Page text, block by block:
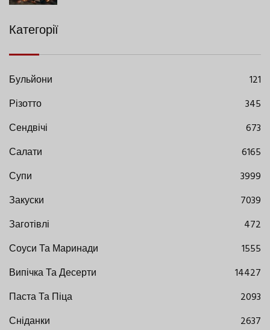
Категорії
Бульйони
121
Різотто
345
Сендвічі
673
Салати
6165
Супи
3999
Закуски
7039
Заготівлі
472
Соуси Та Маринади
1555
Випічка Та Десерти
14427
Паста Та Піца
2093
Сніданки
2637